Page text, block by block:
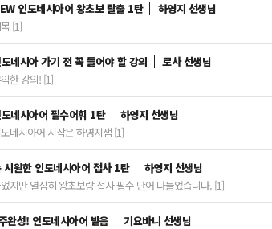
인도네시아어 왕초보 탈출 1탄
하영지 선생님
[1]
네시아 가기 전 꼭 들어야 할 강의
로사 선생님
한 강의! [1]
네시아어 필수어휘 1탄
하영지 선생님
네시아어 시작은 하영지샘 [1]
시원한 인도네시아어 접사 1탄
하영지 선생님
지만 열심히 왕초보랑 접사 필수 단어 다들었습니다. [1]
완성! 인도네시아어 발음
기요바니 선생님